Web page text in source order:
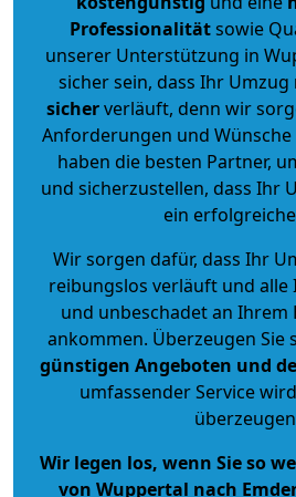
Professionalitätsowie
unserer Unterstützung in
sicher sein, dass Ihr Umzug
sicherverläuft, denn wir
Anforderungen und
haben die besten Partner,
und sicherzustellen, dass Ihr
ein
Wir sorgen dafür, dass Ihr
reibungslos verläuft und alle
und unbeschadet an
ankommen. Überzeugen Sie
günstigen Angeboten und
umfassender Service
Wir legen los, wenn Sie so
von Wuppertal nach